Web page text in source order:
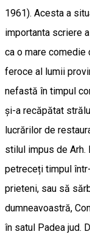
1961). Acesta a
importanta scriere
ca o mare comedie
feroce al lumii
nefastă în timpul
și-a recăpătat
lucrărilor de
stilul impus de Arh.
petreceți timpul
prieteni, sau să
dumneavoastră,
în satul Padea jud.